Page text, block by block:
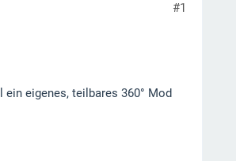
#1
ein eigenes, teilbares 360° Mod